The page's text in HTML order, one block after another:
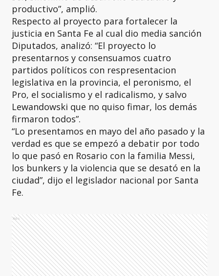
productivo”, amplió.
Respecto al proyecto para fortalecer la
justicia en Santa Fe al cual dio media sanción
Diputados, analizó: “El proyecto lo
presentarnos y consensuamos cuatro
partidos políticos con respresentacion
legislativa en la provincia, el peronismo, el
Pro, el socialismo y el radicalismo, y salvo
Lewandowski que no quiso fimar, los demás
firmaron todos”.
“Lo presentamos en mayo del año pasado y la
verdad es que se empezó a debatir por todo
lo que pasó en Rosario con la familia Messi,
los bunkers y la violencia que se desató en la
ciudad”, dijo el legislador nacional por Santa
Fe.
Ads